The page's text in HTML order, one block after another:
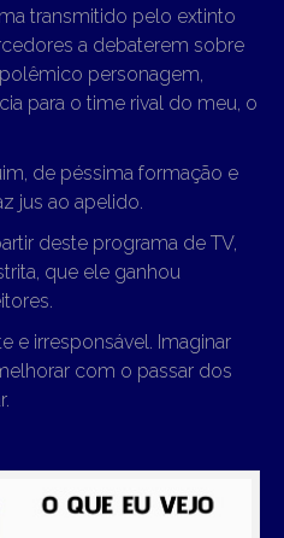
transmitido pelo extinto
a debaterem sobre
personagem,
para o time rival do meu, o
de péssima formação e
jus ao apelido.
deste programa de TV,
que ele ganhou
e irresponsável. Imaginar
com o passar dos